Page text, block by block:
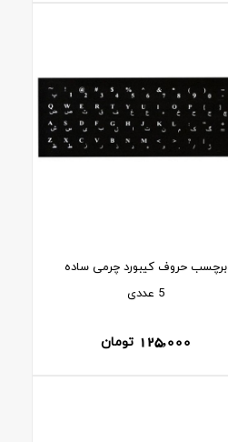
برچسب حروف کيبورد چرمی ساده
5 عددی
125,000 تومان